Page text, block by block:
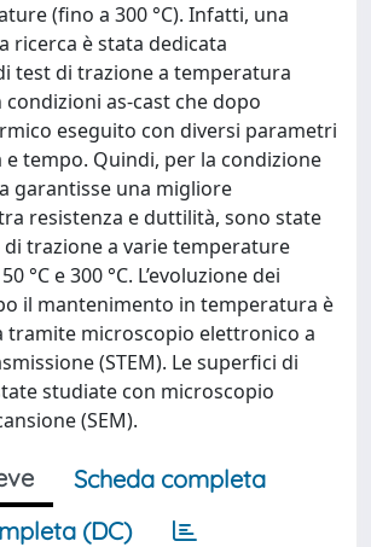
(fino a 300 °C). Infatti, una
ricerca è stata dedicata
test di trazione a temperatura
as-cast che dopo
eseguito con diversi parametri
tempo. Quindi, per la condizione
garantisse una migliore
resistenza e duttilità, sono state
trazione a varie temperature
°C e 300 °C. L’evoluzione dei
il mantenimento in temperatura è
tramite microscopio elettronico a
(STEM). Le superfici di
studiate con microscopio
(SEM).
Scheda completa
(DC)